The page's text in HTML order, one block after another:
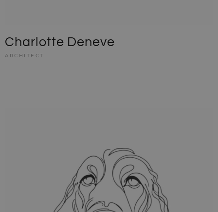
Charlotte Deneve
ARCHITECT